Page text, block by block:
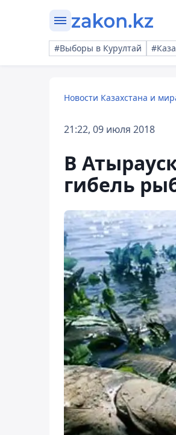
#Выборы в Курултай
Новости Казахстана и
21:22, 09 июля 2018
В
гибель